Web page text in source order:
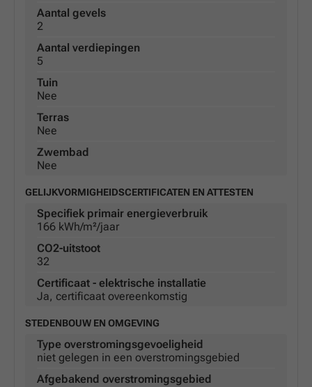
Aantal gevels
2
Aantal verdiepingen
5
Tuin
Nee
Terras
Nee
Zwembad
Nee
GELIJKVORMIGHEIDSCERTIFICATEN EN ATTESTEN
Specifiek primair energieverbruik
166 kWh/m²/jaar
CO2-uitstoot
32
Certificaat - elektrische installatie
Ja, certificaat overeenkomstig
STEDENBOUW EN OMGEVING
Type overstromingsgevoeligheid
niet gelegen in een overstromingsgebied
Afgebakend overstromingsgebied